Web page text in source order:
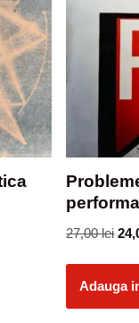
27,00lei
Adauga